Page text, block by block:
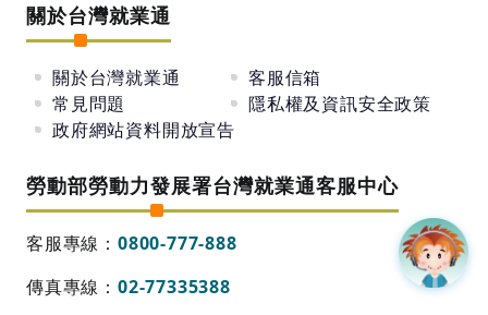
關於台灣就業通
關於台灣就業通
客服信箱
常見問題
隱私權及資訊安全政策
政府網站資料開放宣告
勞動部勞動力發展署台灣就業通客服中心
客服專線： 0800-777-888
傳真專線： 02-77335388